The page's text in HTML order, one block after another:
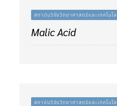
สถาบันวิจัยวิทยาศาสตร์และเทคโนโ
Malic Acid
สถาบันวิจัยวิทยาศาสตร์และเทคโนโ